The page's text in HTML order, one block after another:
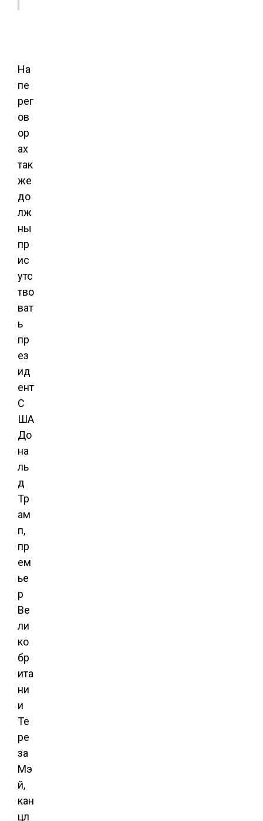
На
пе
рег
ов
ор
ах
так
же
до
лж
ны
пр
ис
утс
тво
ват
ь
пр
ез
ид
ент
С
ША
До
на
ль
д
Тр
ам
п,
пр
ем
ье
р
Ве
ли
ко
бр
ита
ни
и
Те
ре
за
Мэ
й,
кан
цл